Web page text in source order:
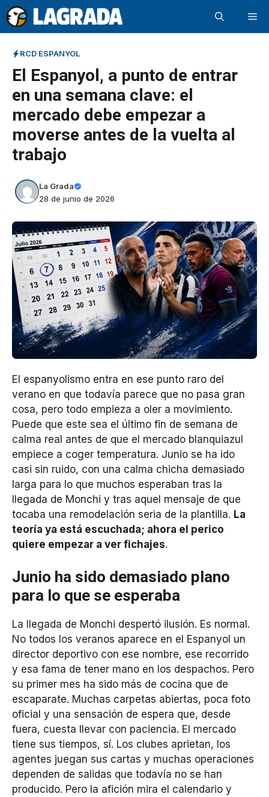
Saltar
al
contenido
RCD ESPANYOL
El Espanyol, a punto de entrar
en una semana clave: el
mercado debe empezar a
moverse antes de la vuelta al
trabajo
La Grada
28 de junio de 2026
El espanyolismo entra en ese punto raro del
verano en que todavía parece que no pasa gran
cosa, pero todo empieza a oler a movimiento.
Puede que este sea el último fin de semana de
calma real antes de que el mercado blanquiazul
empiece a coger temperatura. Junio se ha ido
casi sin ruido, con una calma chicha demasiado
larga para lo que muchos esperaban tras la
llegada de Monchi y tras aquel mensaje de que
tocaba una remodelación seria de la plantilla. La
teoría ya está escuchada; ahora el perico
quiere empezar a ver fichajes.
Junio ha sido demasiado plano
para lo que se esperaba
La llegada de Monchi despertó ilusión. Es normal.
No todos los veranos aparece en el Espanyol un
director deportivo con ese nombre, ese recorrido
y esa fama de tener mano en los despachos. Pero
su primer mes ha sido más de cocina que de
escaparate. Muchas carpetas abiertas, poca foto
oficial y una sensación de espera que, desde
fuera, cuesta llevar con paciencia. El mercado
tiene sus tiempos, sí. Los clubes aprietan, los
agentes juegan sus cartas y muchas operaciones
dependen de salidas que todavía no se han
producido. Pero la afición mira el calendario y